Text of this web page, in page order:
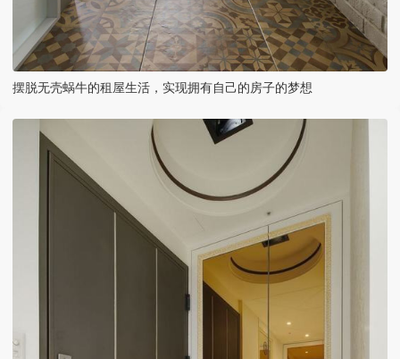
摆脱无壳蜗牛的租屋生活，实现拥有自己的房子的梦想